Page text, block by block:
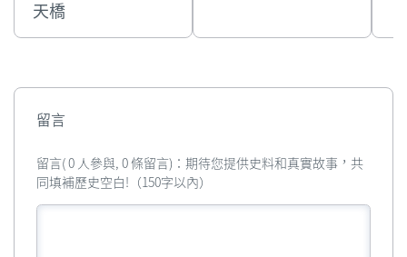
天橋
留言
留言( 0 人參與, 0 條留言)：期待您提供史料和真實故事，共
同填補歷史空白!（150字以內）